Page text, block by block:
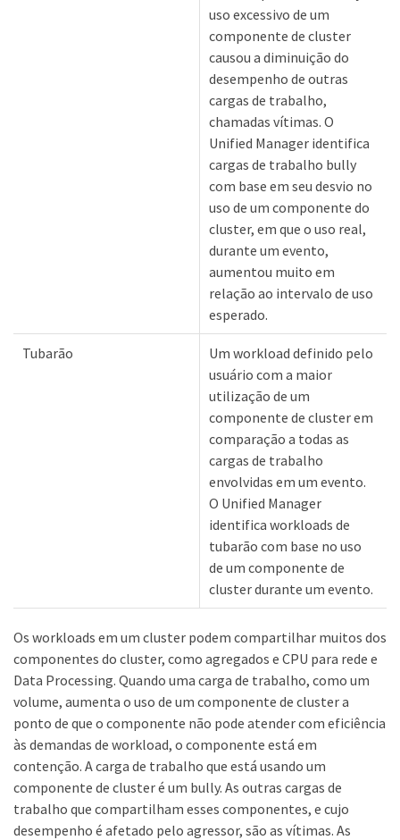
uso excessivo de um
componente de cluster
causou a diminuição do
desempenho de outras
cargas de trabalho,
chamadas vítimas. O
Unified Manager identifica
cargas de trabalho bully
com base em seu desvio no
uso de um componente do
cluster, em que o uso real,
durante um evento,
aumentou muito em
relação ao intervalo de uso
esperado.
Tubarão
Um workload definido pelo
usuário com a maior
utilização de um
componente de cluster em
comparação a todas as
cargas de trabalho
envolvidas em um evento.
O Unified Manager
identifica workloads de
tubarão com base no uso
de um componente de
cluster durante um evento.
Os workloads em um cluster podem compartilhar muitos dos
componentes do cluster, como agregados e CPU para rede e
Data Processing. Quando uma carga de trabalho, como um
volume, aumenta o uso de um componente de cluster a
ponto de que o componente não pode atender com eficiência
às demandas de workload, o componente está em
contenção. A carga de trabalho que está usando um
componente de cluster é um bully. As outras cargas de
trabalho que compartilham esses componentes, e cujo
desempenho é afetado pelo agressor, são as vítimas. As